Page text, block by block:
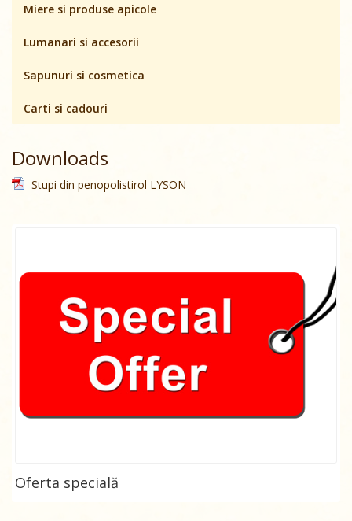
Miere si produse apicole
Lumanari si accesorii
Sapunuri si cosmetica
Carti si cadouri
Downloads
Stupi din penopolistirol LYSON
Oferta specială